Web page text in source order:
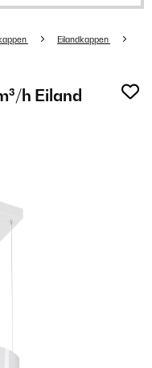
Eilandkappen
h Eiland